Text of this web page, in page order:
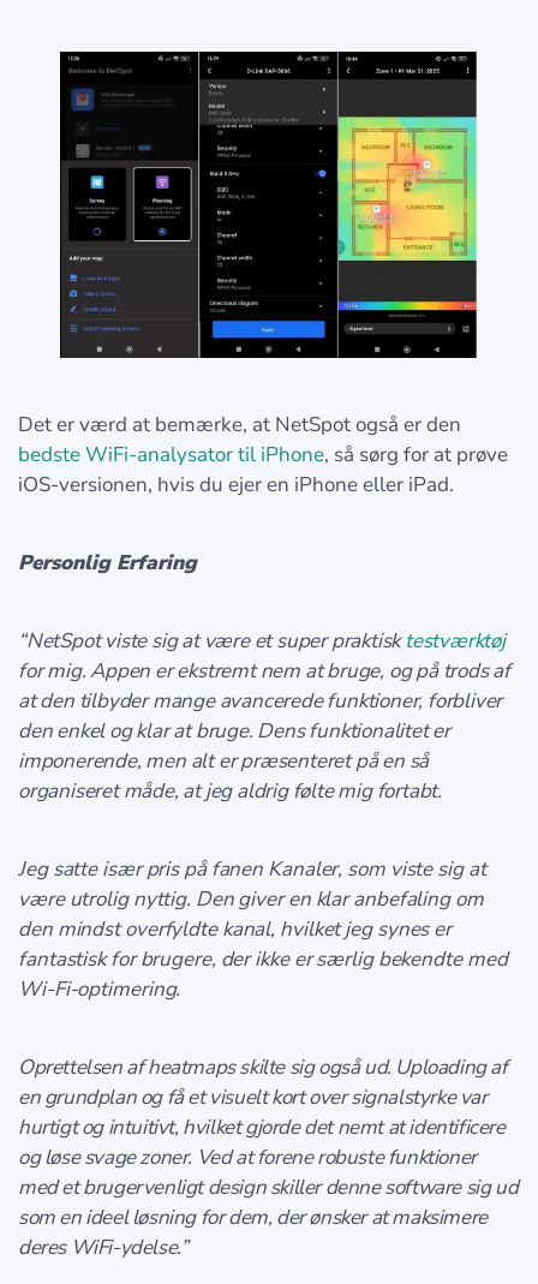
Det er værd at bemærke, at NetSpot også er den
bedste WiFi-analysator til iPhone, så sørg for at prøve
iOS-versionen, hvis du ejer en iPhone eller iPad.
Personlig Erfaring
“NetSpot viste sig at være et super praktisktestværktøj
for mig. Appen er ekstremt nem at bruge, og på trods af
at den tilbyder mange avancerede funktioner, forbliver
den enkel og klar at bruge. Dens funktionalitet er
imponerende, men alt er præsenteret på en så
organiseret måde, at jeg aldrig følte mig fortabt.
Jeg satte især pris på fanen Kanaler, som viste sig at
være utrolig nyttig. Den giver en klar anbefaling om
den mindst overfyldte kanal, hvilket jeg synes er
fantastisk for brugere, der ikke er særlig bekendte med
Wi-Fi-optimering.
Oprettelsen af heatmaps skilte sig også ud. Uploading af
en grundplan og få et visuelt kort over signalstyrke var
hurtigt og intuitivt, hvilket gjorde det nemt at identificere
og løse svage zoner. Ved at forene robuste funktioner
med et brugervenligt design skiller denne software sig ud
som en ideel løsning for dem, der ønsker at maksimere
deres WiFi-ydelse.”